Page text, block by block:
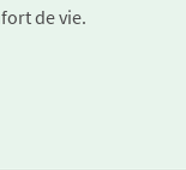
de vie.